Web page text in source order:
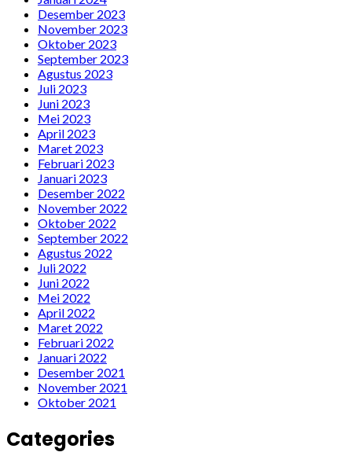
Desember 2023
November 2023
Oktober 2023
September 2023
Agustus 2023
Juli 2023
Juni 2023
Mei 2023
April 2023
Maret 2023
Februari 2023
Januari 2023
Desember 2022
November 2022
Oktober 2022
September 2022
Agustus 2022
Juli 2022
Juni 2022
Mei 2022
April 2022
Maret 2022
Februari 2022
Januari 2022
Desember 2021
November 2021
Oktober 2021
Categories